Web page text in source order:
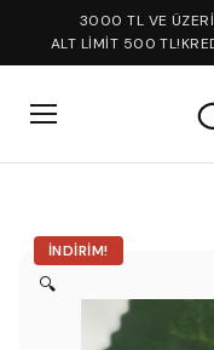
3000 TL VE ÜZERİ
ALT LİMİT 500 TL!
İNDIRIM!
🔍